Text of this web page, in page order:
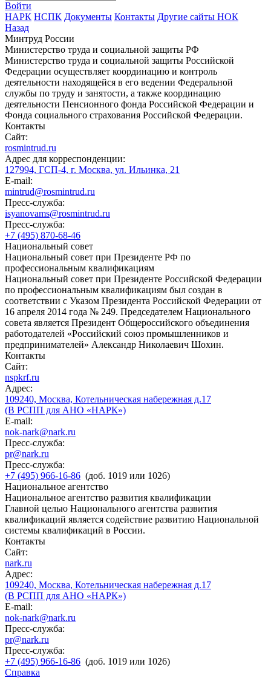
Войти
НАРК НСПК Документы Контакты Другие сайты НОК
Назад
Минтруд России
Министерство труда и социальной защиты РФ
Министерство труда и социальной защиты Российской
Федерации осуществляет координацию и контроль
деятельности находящейся в его ведении Федеральной
службы по труду и занятости, а также координацию
деятельности Пенсионного фонда Российской Федерации и
Фонда социального страхования Российской Федерации.
Контакты
Сайт:
rosmintrud.ru
Адрес для корреспонденции:
127994, ГСП-4, г. Москва, ул. Ильинка, 21
E-mail:
mintrud@rosmintrud.ru
Пресс-служба:
isyanovams@rosmintrud.ru
Пресс-служба:
+7 (495) 870-68-46
Национальный совет
Национальный совет при Президенте РФ по
профессиональным квалификациям
Национальный совет при Президенте Российской Федерации
по профессиональным квалификациям был создан в
соответствии с Указом Президента Российской Федерации от
16 апреля 2014 года № 249. Председателем Национального
совета является Президент Общероссийского объединения
работодателей «Российский союз промышленников и
предпринимателей» Александр Николаевич Шохин.
Контакты
Сайт:
nspkrf.ru
Адрес:
109240, Москва, Котельническая набережная д.17
(В РСПП для АНО «НАРК»)
E-mail:
nok-nark@nark.ru
Пресс-служба:
pr@nark.ru
Пресс-служба:
+7 (495) 966-16-86 (доб. 1019 или 1026)
Национальное агентство
Национальное агентство развития квалификации
Главной целью Национального агентства развития
квалификаций является содействие развитию Национальной
системы квалификаций в России.
Контакты
Сайт:
nark.ru
Адрес:
109240, Москва, Котельническая набережная д.17
(В РСПП для АНО «НАРК»)
E-mail:
nok-nark@nark.ru
Пресс-служба:
pr@nark.ru
Пресс-служба:
+7 (495) 966-16-86 (доб. 1019 или 1026)
Справка